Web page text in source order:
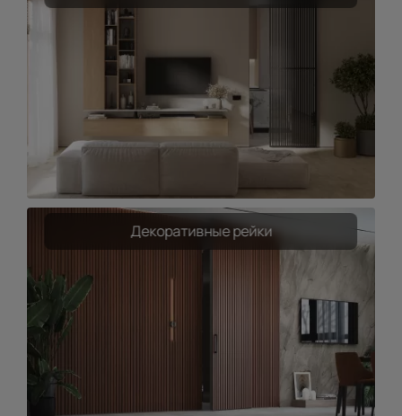
Декоративные рейки